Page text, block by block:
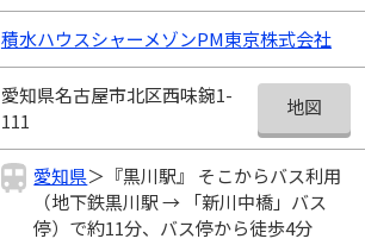
積水ハウスシャーメゾンPM東京株式会社
愛知県名古屋市北区西味鋺1-
111
地図
愛知県＞『黒川駅』 そこからバス利用
（地下鉄黒川駅 → 「新川中橋」バス
停）で約11分、バス停から徒歩4分